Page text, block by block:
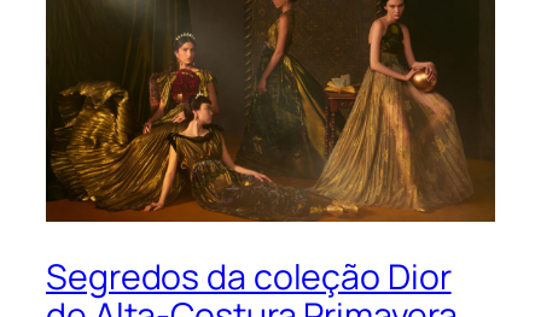
Segredos da coleção Dior